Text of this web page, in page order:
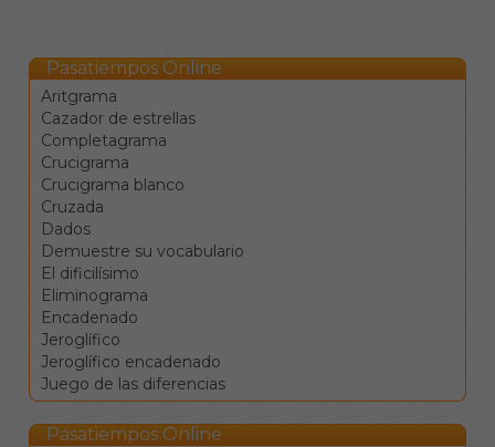
Pasatiempos Online
Aritgrama
Cazador de estrellas
Completagrama
Crucigrama
Crucigrama blanco
Cruzada
Dados
Demuestre su vocabulario
El dificilísimo
Eliminograma
Encadenado
Jeroglífico
Jeroglífico encadenado
Juego de las diferencias
Pasatiempos Online
sirven para moverse
entre las celdas en las
El tabulador |→ sirve
La barra de espacio
La tecla de retroceso
(supr) borra el valor de
la casilla sin moverse.
definición para ir a la